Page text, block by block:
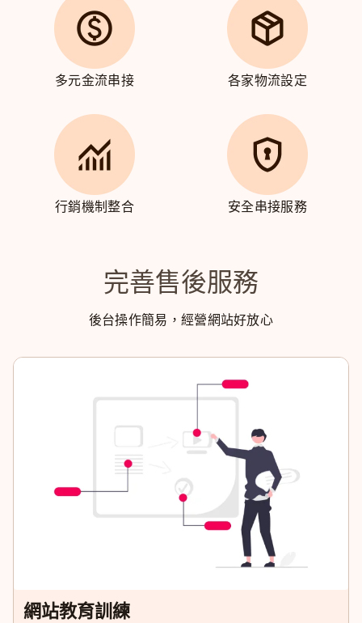
多元金流串接 各家物流設定
行銷機制整合 安全串接服務
完善售後服務
後台操作簡易，經營網站好放心
網站教育訓練